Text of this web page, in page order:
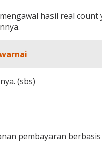
hasil real count
(sbs)
pembayaran